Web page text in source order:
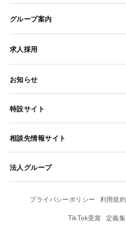
グループ案内
求人採用
お知らせ
特設サイト
相談先情報サイト
法人グループ
プライバシーポリシー 利用規約
TikTok受賞 定義集